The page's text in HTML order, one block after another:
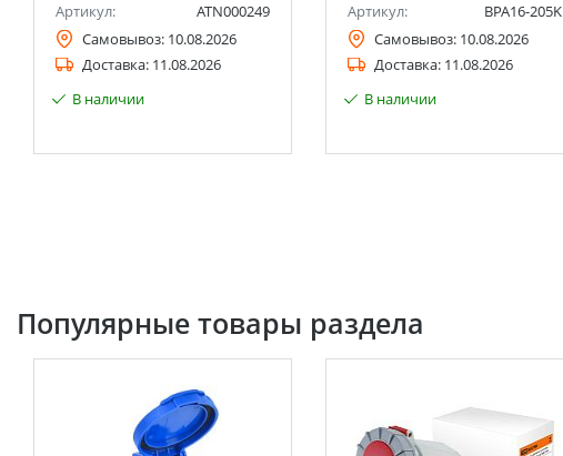
Артикул:
ATN000249
Самовывоз: 10.08.2026
Доставка: 11.08.2026
В наличии
Артикул:
BPA16-205K
Самовывоз: 10.08.2026
Доставка: 11.08.2026
В наличии
Популярные товары раздела